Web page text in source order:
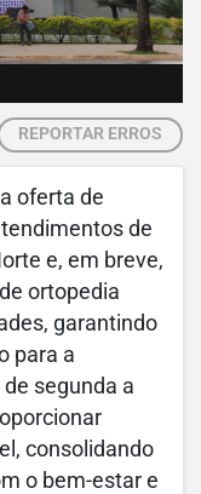
REPORTAR ERROS
oferta de
de
e, em breve,
ortopedia
garantindo
para a
segunda a
consolidando
o bem-estar e